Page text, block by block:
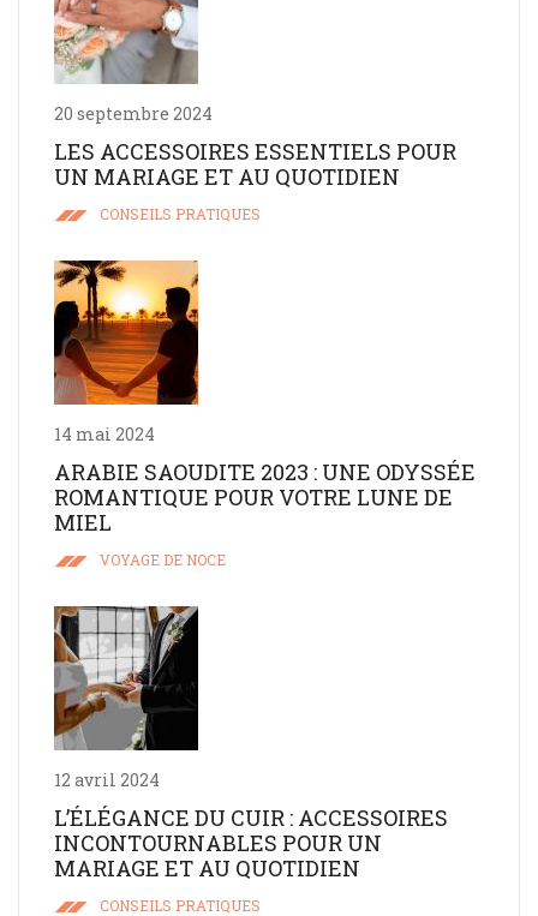
20 septembre 2024
LES ACCESSOIRES ESSENTIELS POUR
UN MARIAGE ET AU QUOTIDIEN
CONSEILS PRATIQUES
14 mai 2024
ARABIE SAOUDITE 2023 : UNE ODYSSÉE
ROMANTIQUE POUR VOTRE LUNE DE
MIEL
VOYAGE DE NOCE
12 avril 2024
L’ÉLÉGANCE DU CUIR : ACCESSOIRES
INCONTOURNABLES POUR UN
MARIAGE ET AU QUOTIDIEN
CONSEILS PRATIQUES